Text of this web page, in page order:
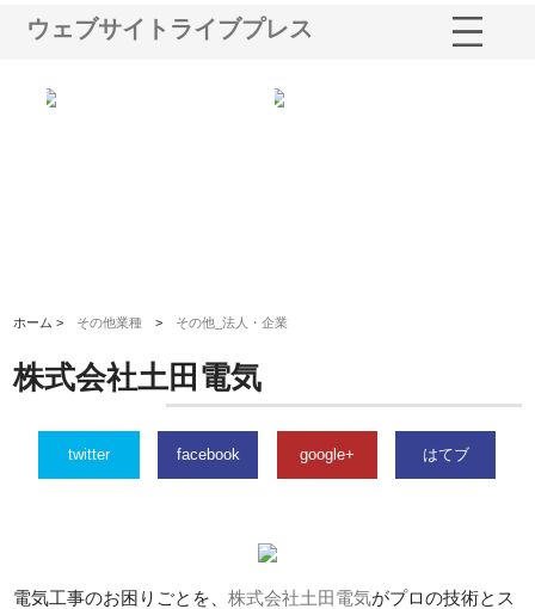
ウェブサイトライブプレス
ホーム > その他業種 > その他_法人・企業
株式会社土田電気
twitter facebook google+ はてブ
電気工事のお困りごとを、株式会社土田電気がプロの技術とス